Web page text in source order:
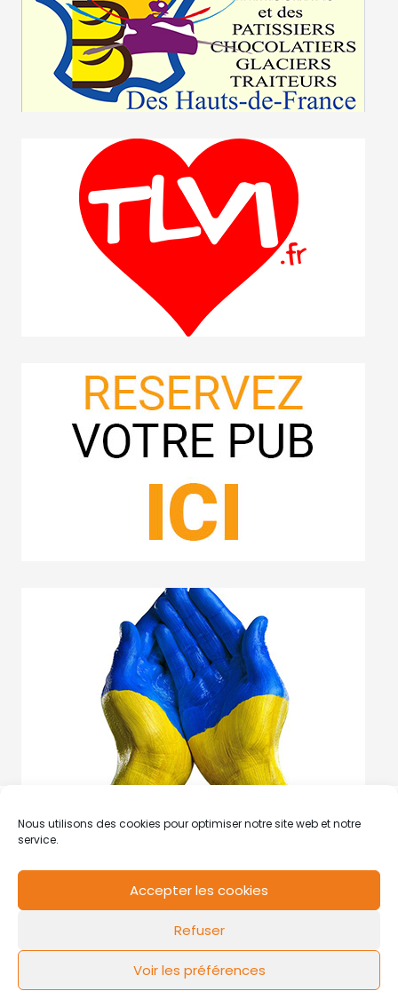
Nous utilisons des cookies pour optimiser notre site web et notre
service.
Accepter les cookies
Refuser
Voir les préférences
Mentions légales Politique de cookies
FLOW44